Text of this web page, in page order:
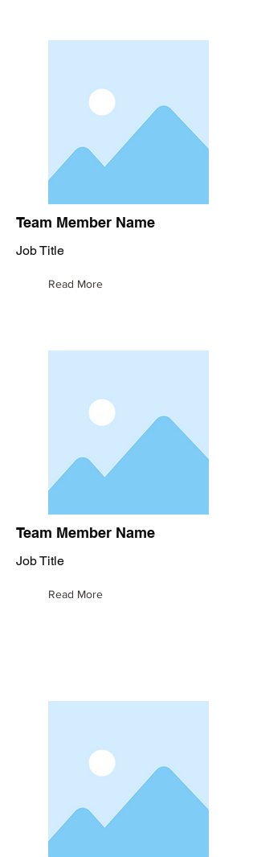
Team Member Name
Job Title
Read More
Team Member Name
Job Title
Read More